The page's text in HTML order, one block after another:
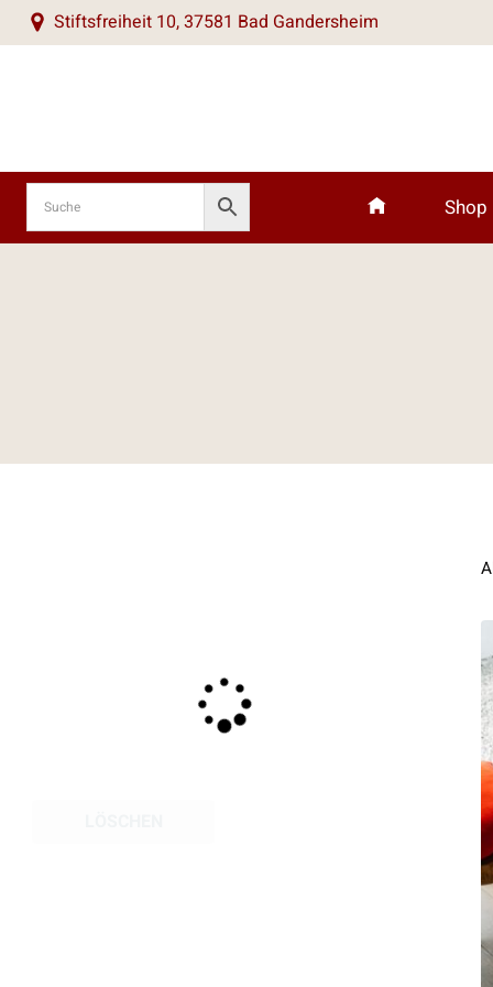
Zum
Inhalt
Stiftsfreiheit 10, 37581 Bad Gandersheim
Shop